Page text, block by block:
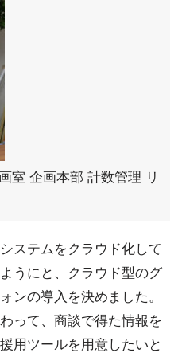
室 企画本部 計数管理 リ
ステムをクラウド化して
うにと、クラウド型のグ
ンの導入を決めました。
って、商談で得た情報を
用ツールを用意したいと